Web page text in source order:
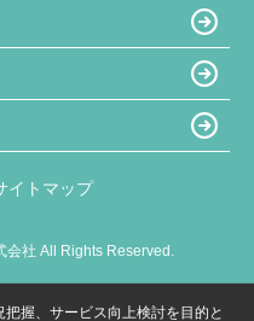
イトマップ
会社 All Rights Reserved.
握、サービス向上検討を目的と